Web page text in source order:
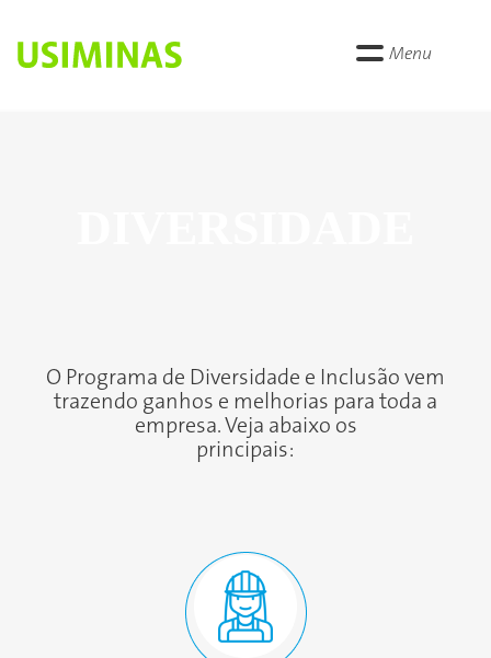
Menu
O Programa de Diversidade e Inclusão vem
trazendo ganhos e melhorias para toda a
empresa. Veja abaixo os
principais: